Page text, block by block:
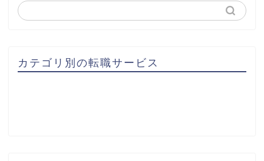
カテゴリ別の転職サービス